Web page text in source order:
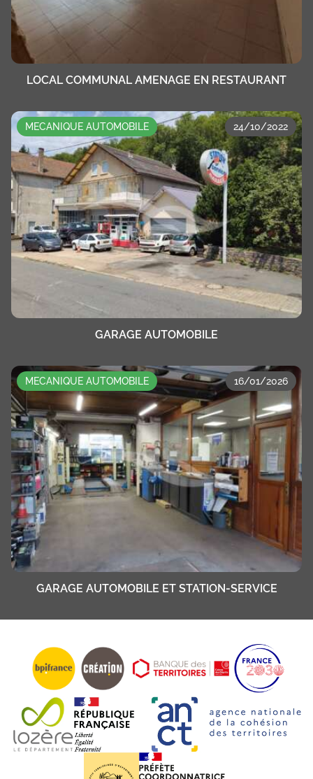
LOCAL COMMUNAL AMENAGE EN RESTAURANT
MECANIQUE AUTOMOBILE 24/10/2022
GARAGE AUTOMOBILE
MECANIQUE AUTOMOBILE 16/01/2026
GARAGE AUTOMOBILE ET STATION-SERVICE